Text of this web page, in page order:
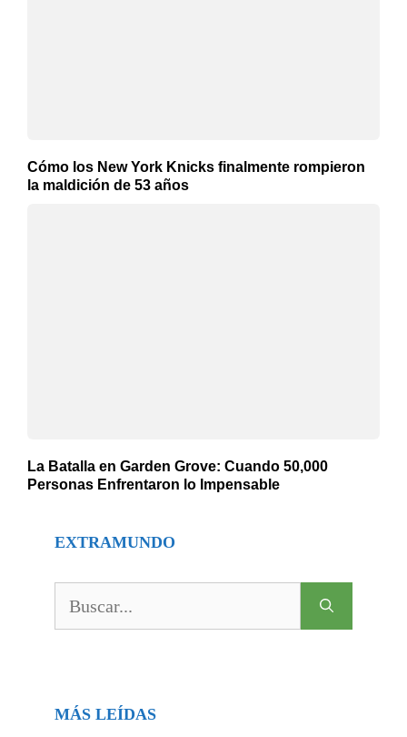
Cómo los New York Knicks finalmente rompieron
la maldición de 53 años
La Batalla en Garden Grove: Cuando 50,000
Personas Enfrentaron lo Impensable
EXTRAMUNDO
MÁS LEÍDAS